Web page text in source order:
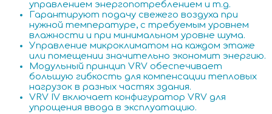
управлением энергопотреблением и т.д.
Гарантируют подачу свежего воздуха при
нужной температуре, с требуемым уровнем
влажности и при минимальном уровне шума.
Управление микроклиматом на каждом этаже
или помещении значительно экономит энергию.
Модульный принцип VRV обеспечивает
большую гибкость для компенсации тепловых
нагрузок в разных частях здания.
VRV IV включает конфигуратор VRV для
упрощения ввода в эксплуатацию.